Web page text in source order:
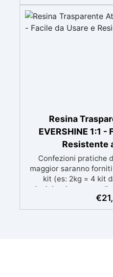
in 12-24h garantendo
Resina
EVERSHINE 1:1 -
Resistente
Confezioni pratiche
maggior saranno
kit (es: 2kg = 4 kit
principianti: a prova
inizia. Sempre lucida:
brillante e uniforme
€